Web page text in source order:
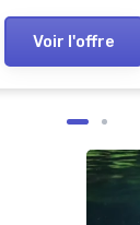
Voir l'offre